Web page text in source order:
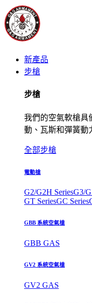
新產品
步槍
步槍
我們的空氣軟槍具
動、瓦斯和彈簧動
全部步槍
電動槍
G2/G2H SeriesG3/
GT SeriesGC Series
GBB 系統空氣槍
GBB GAS
GV2 系統空氣槍
GV2 GAS